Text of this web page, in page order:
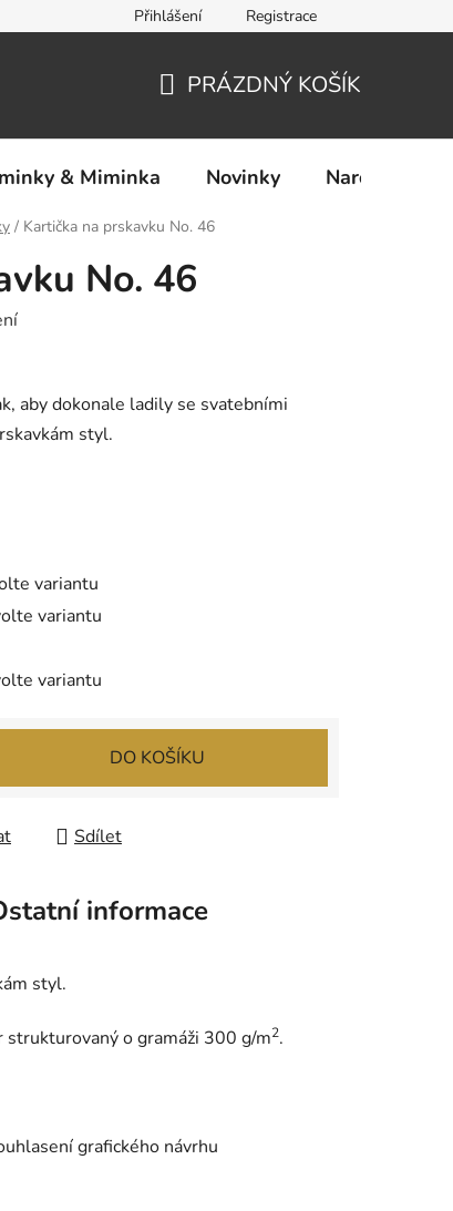
osobních údajůPřihlášení Registrace
KOŠÍK
PRÁZDNÝ KOŠÍK
& Miminka Novinky Narozeniny
/ Kartička na prskavku No. 46
No. 46
aby dokonale ladily se svatebními
styl.
variantu
variantu
variantu
DO KOŠÍKU
Sdílet
informace
styl.
strukturovaný o gramáži 300 g/m2.
grafického návrhu